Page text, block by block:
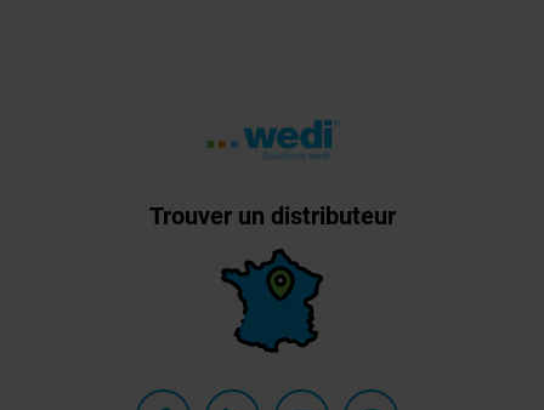
Trouver un distributeur